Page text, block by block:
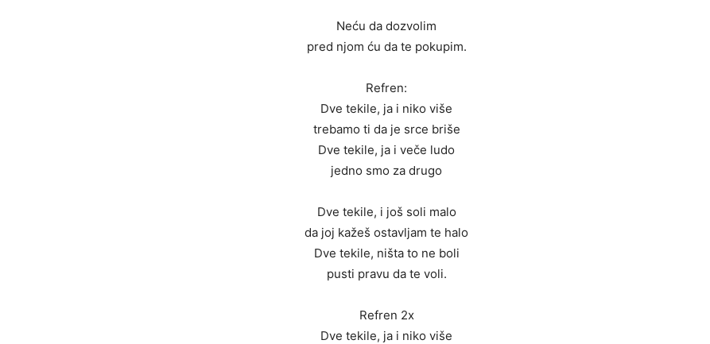
Neću da dozvolim
pred njom ću da te pokupim.
Refren:
Dve tekile, ja i niko više
trebamo ti da je srce briše
Dve tekile, ja i veče ludo
jedno smo za drugo
Dve tekile, i još soli malo
da joj kažeš ostavljam te halo
Dve tekile, ništa to ne boli
pusti pravu da te voli.
Refren 2x
Dve tekile, ja i niko više